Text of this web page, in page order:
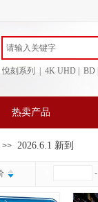
悅刻系列 | 4K UHD | BD
热卖产品
>> 2026.6.1 新到
-